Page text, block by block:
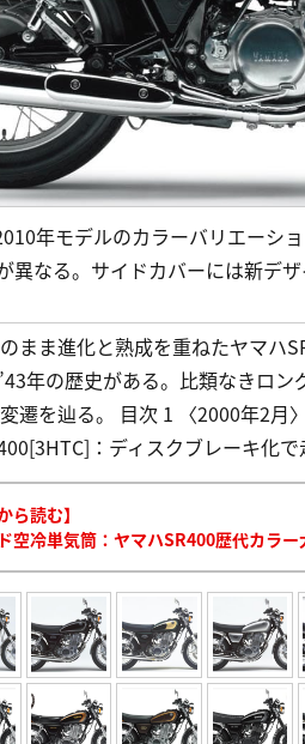
年モデルのカラーバリエーシ
異なる。サイドカバーには新デ
まま進化と熟成を重ねたヤマハ
年の歴史がある。比類なきロン
遷を辿る。 目次 1 〈2000年2月
：ディスクブレーキ化
ら読む】
空冷単気筒：ヤマハSR400歴代カラー